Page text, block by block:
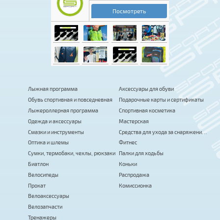
Лыжная программа
Обувь спортивная и повседневная
Лыжероллерная программа
Одежда и аксессуары
Смазки и инструменты
Оптика и шлемы
Сумки, термобаки, чехлы, рюкзаки
Биатлон
Велосипеды
Прокат
Велоаксессуары
Велозапчасти
Тренажеры
Аксессуары для обуви
Подарочные карты и сертификаты
Спортивная косметика
Мастерская
Средства для ухода за снаряжением
Фитнес
Палки для ходьбы
Коньки
Распродажа
Комиссионка